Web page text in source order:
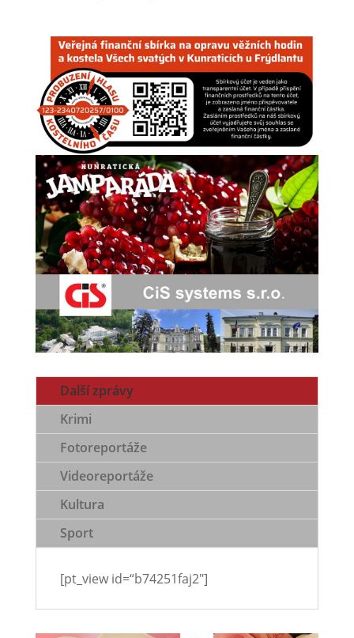
Další zprávy
Krimi
Fotoreportáže
Videoreportáže
Kultura
Sport
[pt_view id=“b74251faj2″]